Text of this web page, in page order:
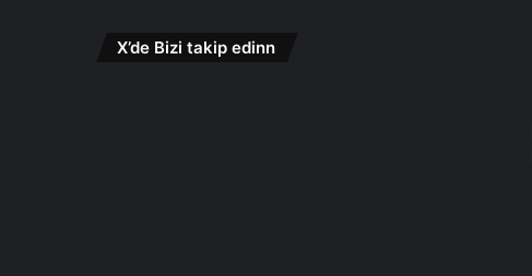
X’de Bizi takip edinn